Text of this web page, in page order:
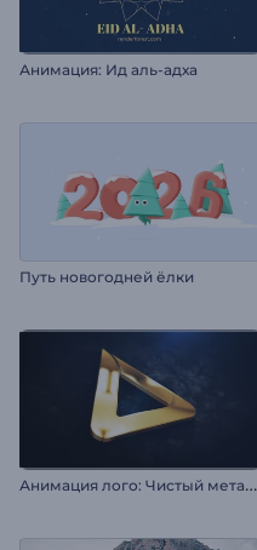
Анимация: Ид аль-адха
Путь новогодней ёлки
А
нимация лого: Чистый металл